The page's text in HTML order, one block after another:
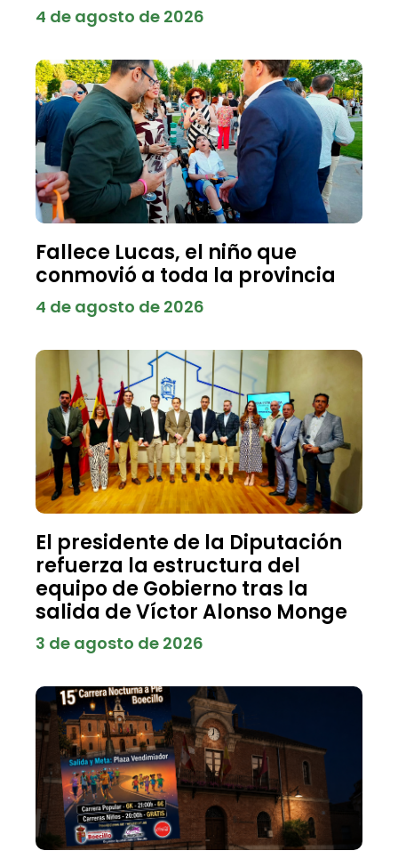
4 de agosto de 2026
Fallece Lucas, el niño que
conmovió a toda la provincia
4 de agosto de 2026
El presidente de la Diputación
refuerza la estructura del
equipo de Gobierno tras la
salida de Víctor Alonso Monge
3 de agosto de 2026